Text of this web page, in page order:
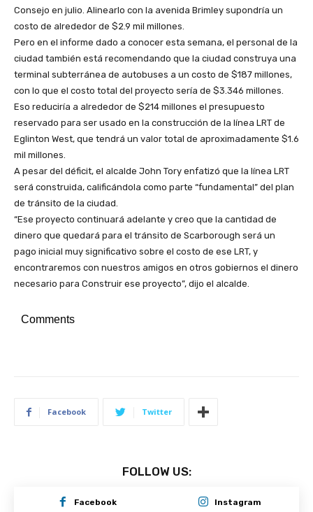
Consejo en julio. Alinearlo con la avenida Brimley supondría un
costo de alrededor de $2.9 mil millones.
Pero en el informe dado a conocer esta semana, el personal de la
ciudad también está recomendando que la ciudad construya una
terminal subterránea de autobuses a un costo de $187 millones,
con lo que el costo total del proyecto sería de $3.346 millones.
Eso reduciría a alrededor de $214 millones el presupuesto
reservado para ser usado en la construcción de la línea LRT de
Eglinton West, que tendrá un valor total de aproximadamente $1.6
mil millones.
A pesar del déficit, el alcalde John Tory enfatizó que la línea LRT
será construida, calificándola como parte “fundamental” del plan
de tránsito de la ciudad.
“Ese proyecto continuará adelante y creo que la cantidad de
dinero que quedará para el tránsito de Scarborough será un
pago inicial muy significativo sobre el costo de ese LRT, y
encontraremos con nuestros amigos en otros gobiernos el dinero
necesario para Construir ese proyecto”, dijo el alcalde.
Comments
Facebook Twitter
FOLLOW US:
Facebook Instagram